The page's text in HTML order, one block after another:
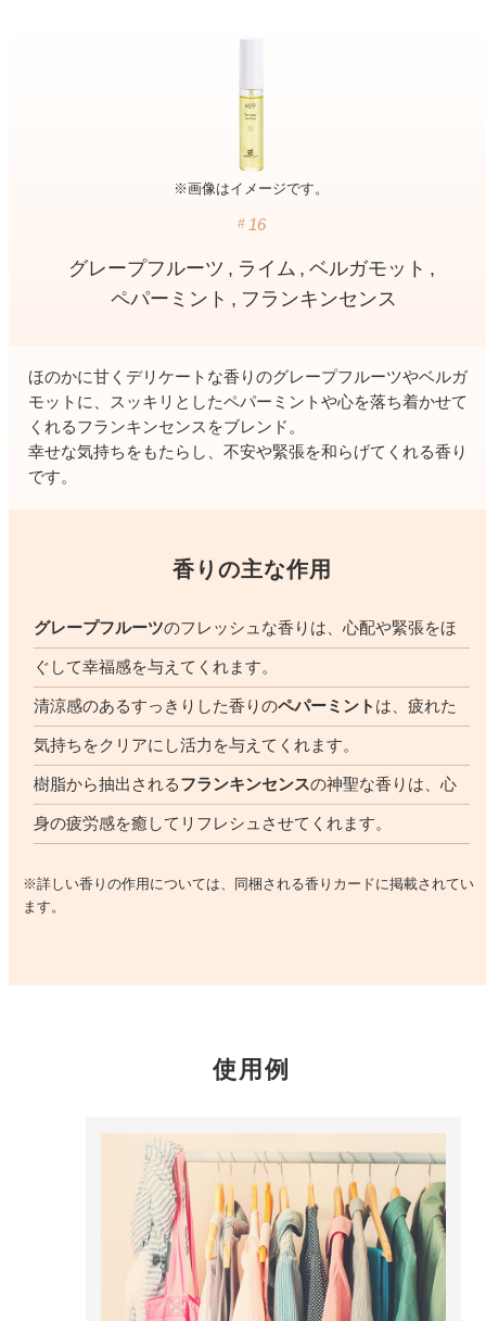
キッチン・水まわり
清潔さを保ち快適にしたい
ドライブ時間を快適にしたい
お出かけ・アウトドア
ティーアロマ
アロミック・ミニ
アロミック・ハング
ティーセント
どこでも
リードディフューザー
ねむりの魔法
玄関用
イーミスト
どこでも
アロミック・フィット
どこでも
アロミック・エアープラス
どこでも
ペパーミント＆ユーカリ
シューズフレッシュプラス
ティーアロマ
衣類・ファブリック用
ラベンダー
睡眠用
睡眠用
ストレケアアロマ-眠り-
眠気対策
スリープブロック
ルーティンアロマ
アロミックデオ
(シトラスミント)
アロミックデオ
(冷寒)
アロミックデオ
(シトラスミント)
アロミックデオ
(冷寒)
マスククリップ
次亜塩素酸水ジアケア
定期購入サービス
店舗情報
ご利用ガイド
法人のお客様
採用情報
フランチャイズ募集
お電話でのご注文
お問い合わせ
よくあるご質問、お問い合わせ
※画像はイメージです。
16
グレープフルーツ ライム
ベルガモット
ペパーミント
フランキンセンス
ほのかに甘くデリケートな香りのグレープフルーツやベルガ
モットに、スッキリとしたペパーミントや心を落ち着かせて
くれるフランキンセンスをブレンド。
幸せな気持ちをもたらし、不安や緊張を和らげてくれる香り
です。
香りの主な作用
グレープフルーツのフレッシュな香りは、心配や緊張をほ
ぐして幸福感を与えてくれます。
清涼感のあるすっきりした香りのペパーミント は、疲れた
気持ちをクリアにし活力を与えてくれます。
樹脂から抽出されるフランキンセンスの神聖な香りは、心
身の疲労感を癒してリフレシュさせてくれます。
※詳しい香りの作用については、同梱される香りカードに掲載されてい
ます。
使用例